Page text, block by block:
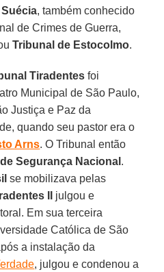
Suécia, também conhecido
de Crimes de Guerra,
Tribunal de Estocolmo.
Tiradentes foi
Municipal de São Paulo,
Justiça e Paz da
quando seu pastor era o
Arns. O Tribunal então
Segurança Nacional .
se mobilizava pelas
II
julgou e
Em sua terceira
Católica de São
a instalação da
, julgou e condenou a